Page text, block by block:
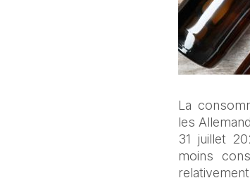
La
les
31 juillet
moins